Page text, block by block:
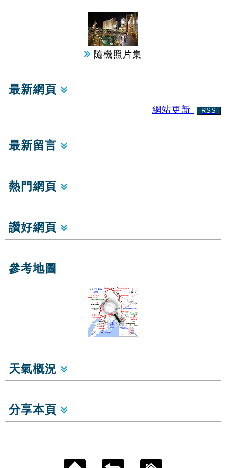
隨機照片集
最新網頁
網站更新 RSS
最新留言
熱門網頁
讚好網頁
參考地圖
天氣概況
分享本頁